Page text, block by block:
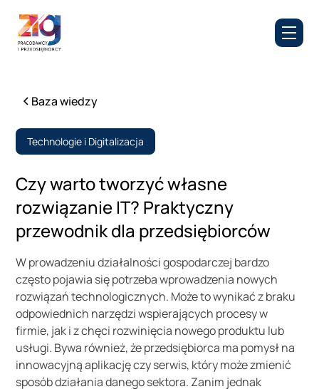
Baza wiedzy
Technologie i Digitalizacja
Czy warto tworzyć własne
rozwiązanie IT? Praktyczny
przewodnik dla przedsiębiorców
W prowadzeniu działalności gospodarczej bardzo
często pojawia się potrzeba wprowadzenia nowych
rozwiązań technologicznych. Może to wynikać z braku
odpowiednich narzędzi wspierających procesy w
firmie, jak i z chęci rozwinięcia nowego produktu lub
usługi. Bywa również, że przedsiębiorca ma pomysł na
innowacyjną aplikację czy serwis, który może zmienić
sposób działania danego sektora. Zanim jednak